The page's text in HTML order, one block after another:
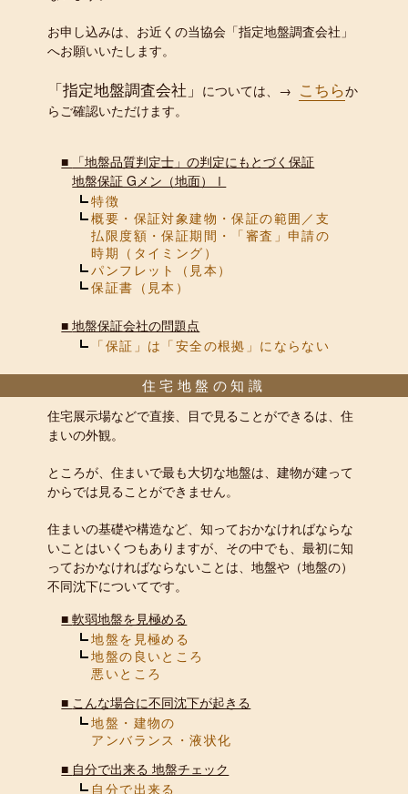
お申し込みは、お近くの当協会「指定地盤調査会社」
へお願いいたします。
「指定地盤調査会社」 については、→ こちらか
らご確認いただけます。
■ 「地盤品質判定士」の判定にもとづく保証
地盤保証 Gメン（地面）Ⅰ
特徴
概要・保証対象建物・保証の範囲／支
払限度額・保証期間・「審査」申請の
時期（タイミング）
パンフレット（見本）
保証書（見本）
■地盤保証会社の問題点
「保証」は「安全の根拠」にならない
住宅地盤の知識
住宅展示場などで直接、目で見ることができるは、住
まいの外観。
ところが、住まいで最も大切な地盤は、建物が建って
からでは見ることができません。
住まいの基礎や構造など、知っておかなければならな
いことはいくつもありますが、その中でも、最初に知
っておかなければならないことは、地盤や（地盤の）
不同沈下についてです。
■軟弱地盤を見極める
地盤を見極める
地盤の良いところ
悪いところ
■ こんな場合に不同沈下が起きる
地盤・建物の
アンバランス・液状化
■ 自分で出来る 地盤チェック
自分で出来る